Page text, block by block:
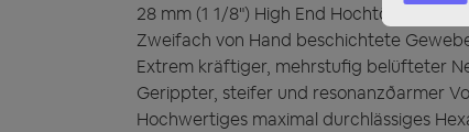
28 mm (1 1/8") High End Hochtöner
Zweifach von Hand beschichtete
Extrem kräftiger, mehrstufig belüfteter
Gerippter, steifer und resonanzðarmer
Hochwertiges maximal durchlässiges